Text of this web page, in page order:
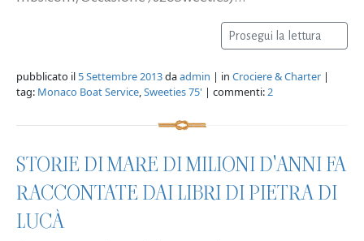
Prosegui la lettura
pubblicato il 5 Settembre 2013daadmin | in Crociere & Charter |
tag: Monaco Boat Service,Sweeties 75' | commenti:2
STORIE DI MARE DI MILIONI D'ANNI FA
RACCONTATE DAI LIBRI DI PIETRA DI
LUCÀ